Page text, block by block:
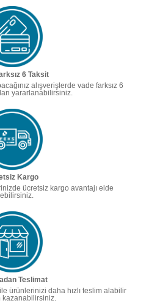
6 Taksit
alışverişlerde vade farksız 6
yararlanabilirsiniz.
Kargo
ücretsiz kargo avantajı elde
Teslimat
ürünlerinizi daha hızlı teslim alabilir
kazanabilirsiniz.